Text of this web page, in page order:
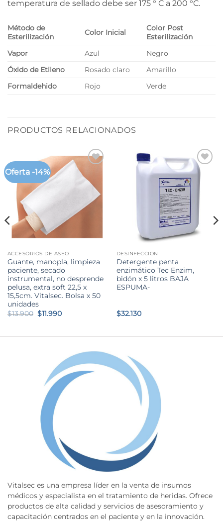
temperatura de sellado debe ser 175 ° C a 200 °C.
Método de
Esterilización
Color Inicial
Color Post
Esterilización
Vapor
Azul
Negro
Óxido de Etileno
Rosado claro
Amarillo
Formaldehido
Rojo Verde
PRODUCTOS RELACIONADOS
Oferta -14%
ACCESORIOS DE ASEO
Guante, manopla, limpieza
paciente, secado
instrumental, no desprende
pelusa, extra soft 22,5 x
15,5cm. Vitalsec. Bolsa x 50
unidades
$13.900 El
precio
$13.900.
$11.990El
$11.990.
DESINFECCIÓN
Detergente penta
enzimático Tec Enzim,
bidón x 5 litros BAJA
ESPUMA-
$32.130
Vitalsec es una empresa líder en la venta de insumos
médicos y especialista en el tratamiento de heridas. Ofrece
productos de alta calidad y servicios de asesoramiento y
capacitación centrados en el paciente y en la innovación.